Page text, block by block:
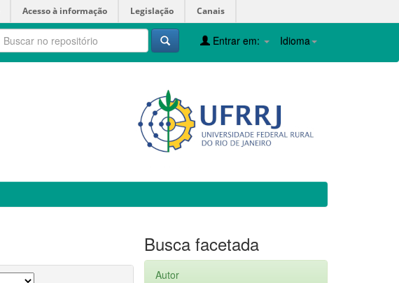
Acesso à informação Legislação Canais
Idioma
Entrar em:
Busca facetada
Autor